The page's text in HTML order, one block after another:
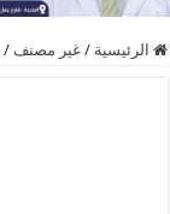
الرئيسية / غير مصنف /